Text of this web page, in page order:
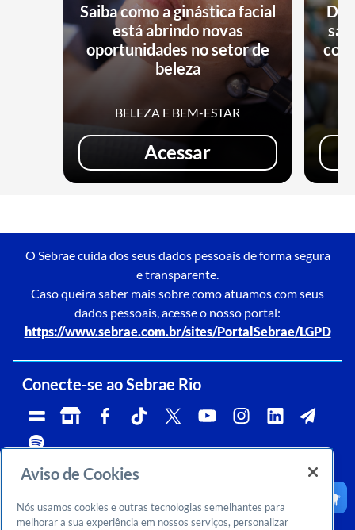
Saiba como a ginástica facial
está abrindo novas
oportunidades no setor de
beleza
BELEZA E BEM-ESTAR
Acessar
Dia
O Sebrae cuida dos seus dados pessoais de forma segura
e transparente.
Caso queira saber mais sobre como atuamos com seus
dados pessoais, acesse o nosso portal:
https://www.sebrae.com.br/sites/PortalSebrae/LGPD
Conecte-se ao Sebrae Rio
Telefone:
0800 570 0800
Whatsapp e Telegram:
(21)96576-7825
Ouvidoria:
CNPJ:
29.737.103/0001-10
Email:
falesebraerio@rj.sebrae.com.br
Aviso de Cookies
Nós usamos cookies e outras tecnologias semelhantes para
melhorar a sua experiência em nossos serviços, personalizar